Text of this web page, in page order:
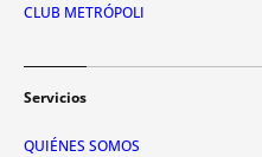
CLUB METRÓPOLI
Servicios
QUIÉNES SOMOS